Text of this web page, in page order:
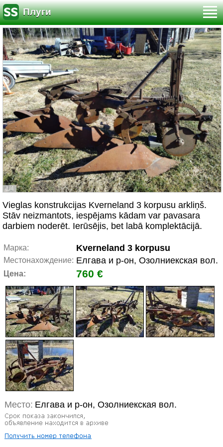
Плуги
1/4
Vieglas konstrukcijas Kverneland 3 korpusu arkliņš.
Stāv neizmantots, iespējams kādam var pavasara
darbiem noderēt. Ierūsējis, bet labā komplektācijā.
Марка: Kverneland 3 korpusu
Местонахождение: Елгава и р-он, Озолниекская вол.
Цена: 760 €
Место: Елгава и р-он, Озолниекская вол.